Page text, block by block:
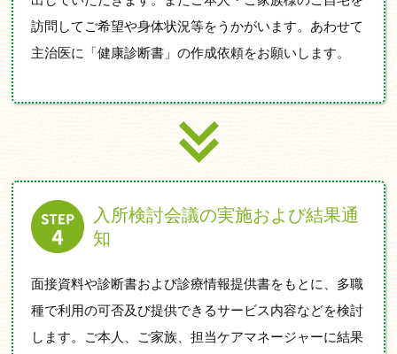
訪問してご希望や身体状況等をうかがいます。あわせて
主治医に「健康診断書」の作成依頼をお願いします。
入所検討会議の実施および結果通
知
面接資料や診断書および診療情報提供書をもとに、多職
種で利用の可否及び提供できるサービス内容などを検討
します。ご本人、ご家族、担当ケアマネージャーに結果